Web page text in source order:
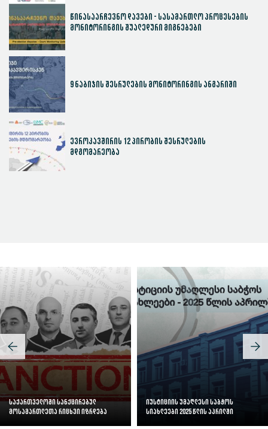
წინასაარჩევნო დავები - სასამართლო პროცესების
მონიტორინგის შუალედური მიგნებები
9 ნაბიჯის შესრულების მონიტორინგის ანგარიში
ევროკავშირის 12 პირობის შესრულების
მდგომარეობა
საქართველოში სანქცირებულ
მოსამართლეთა რიცხვი იზრდება
იუსტიციის უმაღლესი საბჭოს
სიახლეები 2025 წლის აპრილში